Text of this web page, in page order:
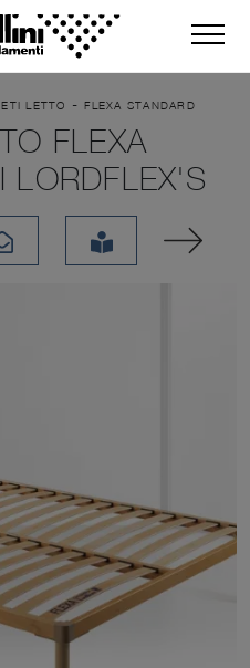
LETTO -FLEXA STANDARD
FLEXA
LORDFLEX'S